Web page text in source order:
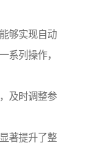
够实现自动
系列操作，
及时调整参
著提升了整